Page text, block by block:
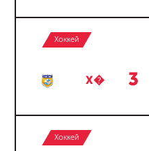
Хоккей
Х� 3
Хоккей